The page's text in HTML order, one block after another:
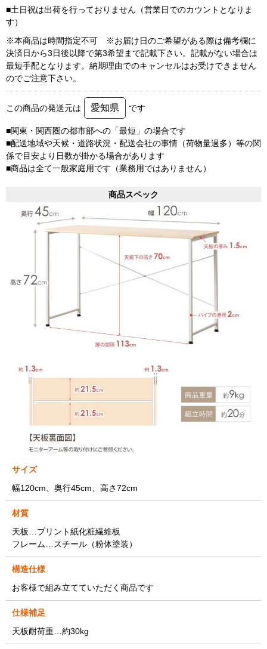
■土日祝は出荷を行っておりません（営業日でのカウントとなりま
す）
※本商品は時間指定不可 ※お届け日のご希望がある際は備考欄に
決済日から3日後以降で第3希望まで記載下さい。記載がない場合は
最短手配となります。納期理由でのキャンセルはお受けできません
のでご注意下さい。
この商品の発送元は 愛知県 です
■関東・関西圏の都市部への「最短」の場合です
■配送地域や天候・道路状況・配送会社の事情（荷物量過多）等の関
係で目安より日数が掛かる場合があります
■商品は全て一般家庭用です（業務用ではありません）
商品スペック
サイズ
幅120cm、奥行45cm、高さ72cm
材質
天板…プリント紙化粧繊維板
フレーム…スチール（粉体塗装）
構造仕様
お客様で組み立てていただく商品です
仕様補足
天板耐荷重…約30kg